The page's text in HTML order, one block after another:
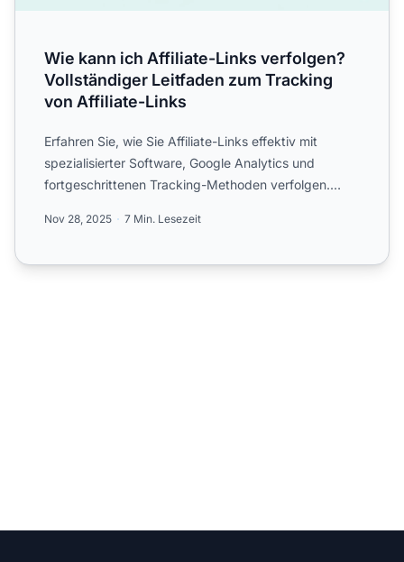
Wie kann ich Affiliate-Links verfolgen?
Vollständiger Leitfaden zum Tracking
von Affiliate-Links
Erfahren Sie, wie Sie Affiliate-Links effektiv mit
spezialisierter Software, Google Analytics und
fortgeschrittenen Tracking-Methoden verfolgen.
Nov 28, 2025 7 Min. Lesezeit